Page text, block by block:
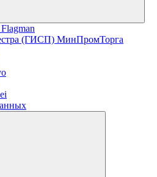
(ГИСП) МинПромТорга